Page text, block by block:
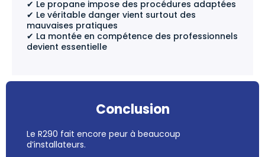
✔ Le propane impose des procédures adaptées
✔ Le véritable danger vient surtout des
mauvaises pratiques
✔ La montée en compétence des professionnels
devient essentielle
Conclusion
Le R290 fait encore peur à beaucoup
d’installateurs.